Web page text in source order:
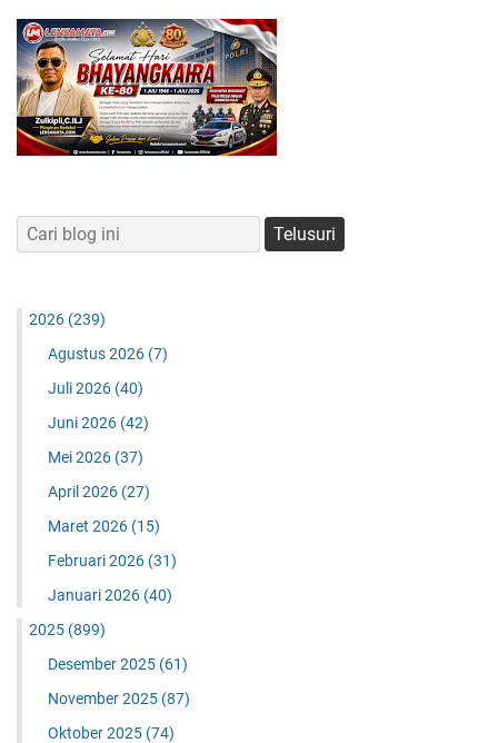
2026 (239)
Agustus 2026 (7)
Juli 2026 (40)
Juni 2026 (42)
Mei 2026 (37)
April 2026 (27)
Maret 2026 (15)
Februari 2026 (31)
Januari 2026 (40)
2025 (899)
Desember 2025 (61)
November 2025 (87)
Oktober 2025 (74)